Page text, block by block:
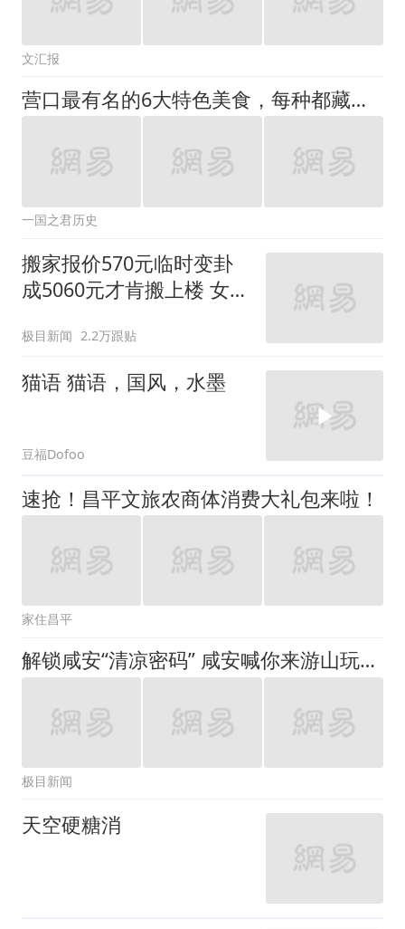
文汇报
营口最有名的6大特色美食，每种都藏着营口的鲜与暖，你都吃过吗
一国之君历史
搬家报价570元临时变卦
成5060元才肯搬上楼 女子
极目新闻 2.2万跟贴
猫语 猫语，国风，水墨
豆福Dofoo
速抢！昌平文旅农商体消费大礼包来啦！
家住昌平
解锁咸安“清凉密码” 咸安喊你来游山玩水休闲度假
极目新闻
天空硬糖消